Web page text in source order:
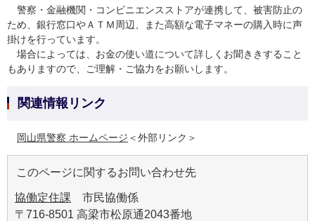
警察・金融機関・コンビニエンスストアが連携して、被害防止の
ため、銀行窓口やＡＴＭ周辺、また高額な電子マネーの購入時に声
掛けを行っています。
場合によっては、お金の使い道について詳しくお聞ききすること
もありますので、ご理解・ご協力をお願いします。
関連情報リンク
岡山県警察 ホームページ ＜外部リンク＞
このページに関するお問い合わせ先
協働定住課 市民協働係
〒716-8501 高梁市松原通2043番地